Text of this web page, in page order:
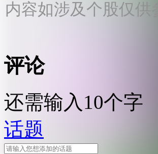
内容如涉及个股仅
评论
还需输入10个字
话题